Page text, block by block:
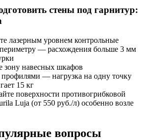
стены под гарнитур:
лазерным уровнем контрольные
— расхождения больше 3 мм
зону навесных шкафов
— нагрузка на одну точку
15 кг
поверхности противогрибковой
Luja (от 550 руб./л) особенно возле
вопросы